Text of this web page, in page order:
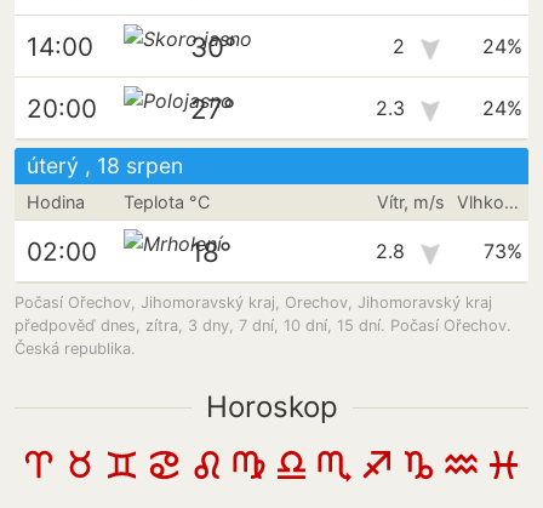
14:00 30° 2 24%
20:00 27° 2.3 24%
úterý , 18 srpen
Hodina Teplota °C Vítr, m/s Vlhkost vzduchu
02:00 18° 2.8 73%
Počasí Ořechov, Jihomoravský kraj, Orechov, Jihomoravský kraj
předpověď dnes, zítra, 3 dny, 7 dní, 10 dní, 15 dní. Počasí Ořechov.
Česká republika.
Horoskop